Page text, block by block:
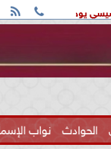
 
و ليبيا و اليمن
الحوادث نواب